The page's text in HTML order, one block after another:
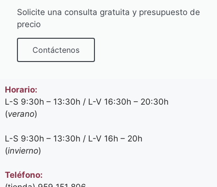
Solicite una consulta gratuita y presupuesto de
precio
Contáctenos
Horario:
L-S 9:30h – 13:30h / L-V 16:30h – 20:30h
(verano)
L-S 9:30h – 13:30h / L-V 16h – 20h
(invierno)
Teléfono: